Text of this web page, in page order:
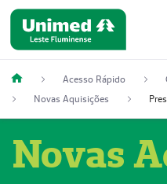
Acesso Rápido
Novas Aquisições
Novas